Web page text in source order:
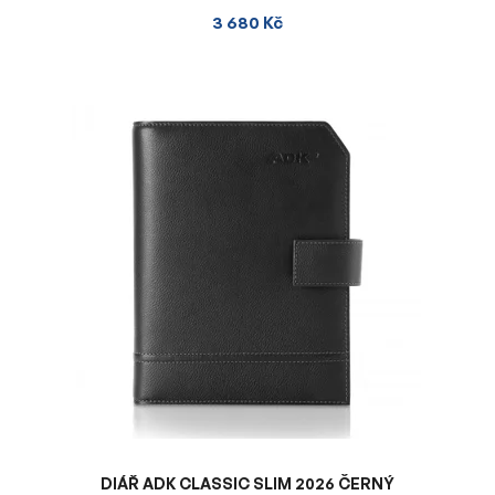
3 680 Kč
DIÁŘ ADK CLASSIC SLIM 2026 ČERNÝ